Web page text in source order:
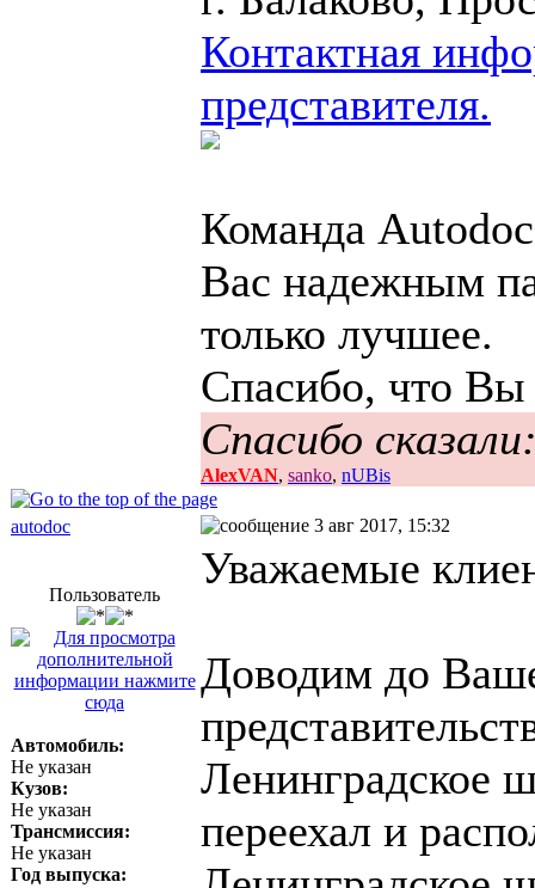
Контактная
представителя.
Команда
Вас надежным
только лучшее.
Спасибо, что
Спасибо
AlexVAN, sanko, nUBis
autodoc 3 авг 2017, 15:32
Пользователь
Автомобиль:
Не указан
Кузов:
Не указан
Трансмиссия:
Не указан
Год выпуска:
Уважаемые
Доводим до
Ленинградское
переехал и